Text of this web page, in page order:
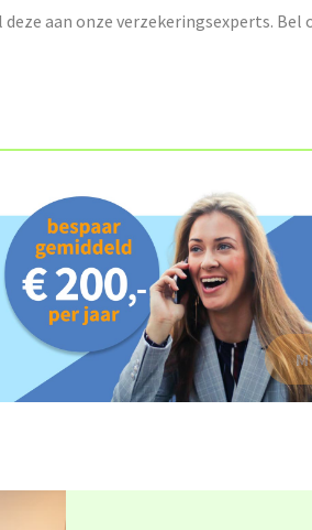
aan onze verzekeringsexperts. Bel